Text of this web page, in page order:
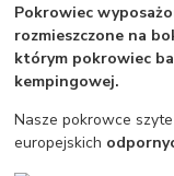
Pokrowiec
rozmieszczone na
którym pokrowiec
kempingowej.
Nasze pokrowce
europejskich